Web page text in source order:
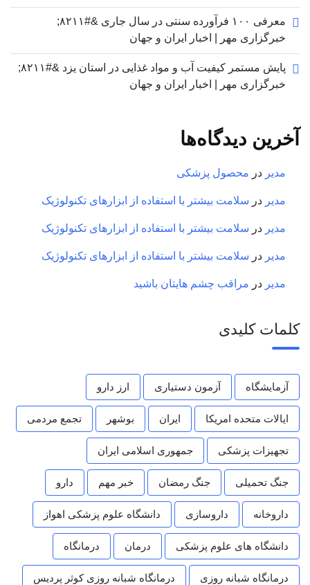
معرفی ۱۰۰ فرآورده سنتی در سال جاری &#۸۲۱۱;
خبرگزاری مهر | اخبار ایران و جهان
پایش مستمر کیفیت آب و مواد غذایی در استان یزد &#۸۲۱۱;
خبرگزاری مهر | اخبار ایران و جهان
آخرین دیدگاه‌ها
مدیر در محصول پزشکی
مدیر در سلامت بیشتر با استفاده از ابزارهای تکنولوژیک
مدیر در سلامت بیشتر با استفاده از ابزارهای تکنولوژیک
مدیر در سلامت بیشتر با استفاده از ابزارهای تکنولوژیک
مدیر در مراقب چشم هایتان باشید
کلمات کلیدی
آزمایشگاه آزمون دستیاری ارز دارو
ایالات متحده امریکا ایران بوشهر تجمع مردمی
تجهیزات پزشکی جمهوری اسلامی ایران
جنگ تحمیلی جنگ رمضان خبر مهم دارو
داروخانه داروسازی دانشگاه علوم پزشکی اهواز
دانشگاه های علوم پزشکی درمان درمانگاه
درمانگاه شبانه روزی درمانگاه شبانه روزی کوثر پردیس